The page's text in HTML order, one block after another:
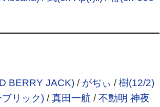
BERRY JACK)/ がぢぃ /樹(12/2)
リック)/真田一航 /不動明 神夜